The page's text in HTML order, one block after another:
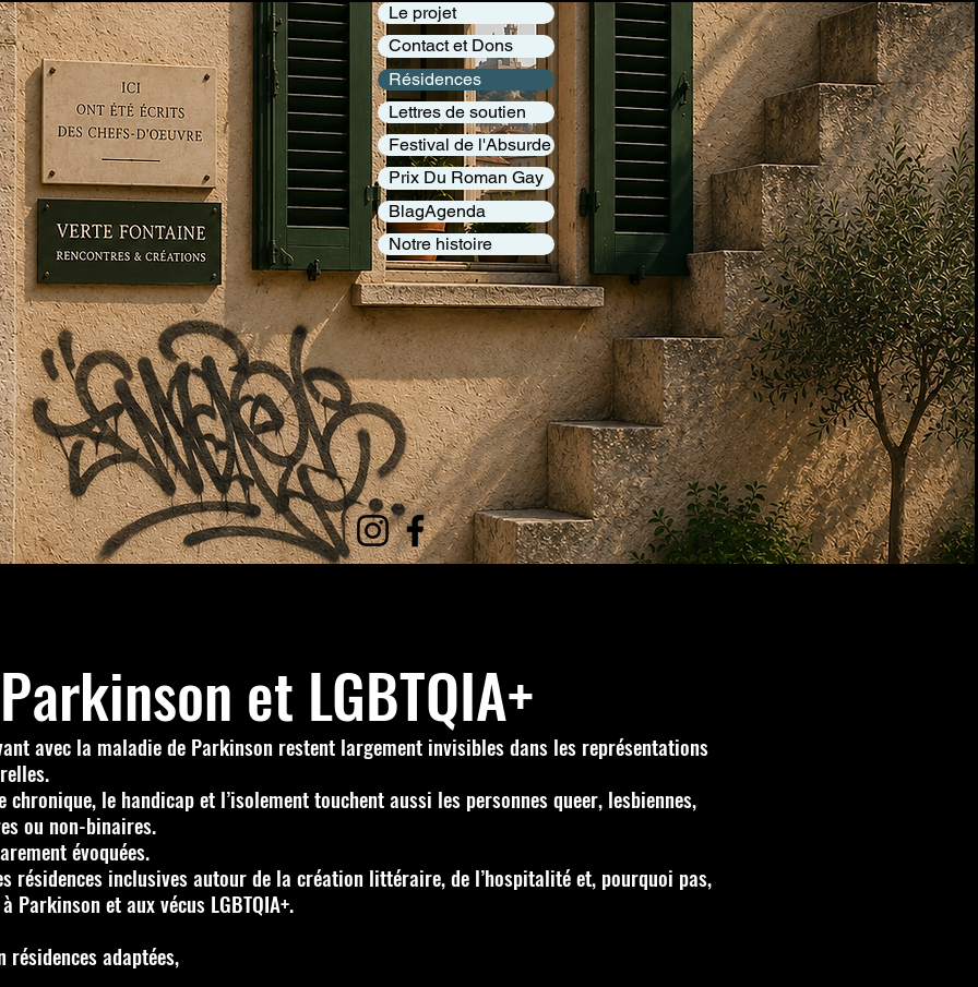
Le projet
Contact et Dons
Résidences
Lettres de soutien
Festival de l'Absurde
Prix Du Roman Gay
BlagAgenda
Notre histoire
et LGBTQIA+
avec la maladie de Parkinson restent largement invisibles dans les représentations
le handicap et l’isolement touchent aussi les personnes queer, lesbiennes,
ou non-binaires.
évoquées.
résidences inclusives autour de la création littéraire, de l’hospitalité et, pourquoi pas,
Parkinson et aux vécus LGBTQIA+.
résidences adaptées,